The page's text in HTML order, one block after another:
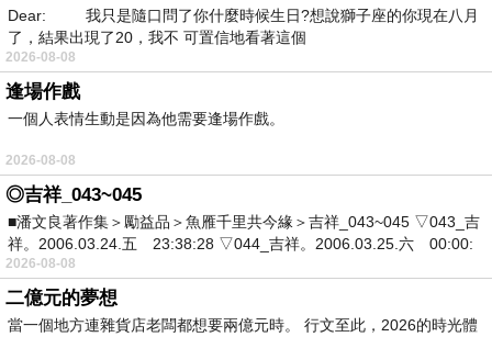
方，也不清楚夫家的地址，看似荒謬的情境，卻點出印度
女性要不無法離開出生地，要不只能接受長輩的安排，嫁
給不熟悉的人。既然生活之於她們不具備有「選擇」的權
利，那麼，搞清楚自己的出生地，或是要嫁去哪裡，也就
完整文章這邊看：https://reurl.cc/qVvQn3
香功堂粉絲團專頁，請來按讚加入吧！
https://www.facebook.com/woomovies
Dear: 我只是隨口問了你什麼時候生日?想說獅子座的你現在八月
了，結果出現了20，我不 可置信地看著這個
2026-08-08
逢場作戲
一個人表情生動是因為他需要逢場作戲。
2026-08-08
◎吉祥_043~045
■潘文良著作集＞勵益品＞魚雁千里共今緣＞吉祥_043~045 ▽043_吉
祥。2006.03.24.五 23:38:28 ▽044_吉祥。2006.03.25.六 00:00:
2026-08-08
二億元的夢想
當一個地方連雜貨店老闆都想要兩億元時。 行文至此，2026的時光體